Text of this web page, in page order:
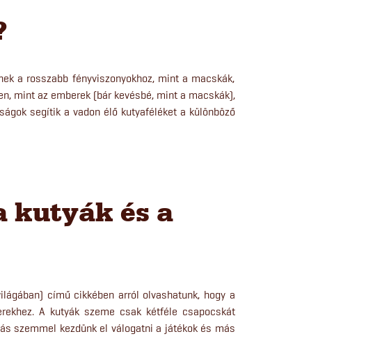
a rosszabb fényviszonyokhoz, mint a macskák,
mint az emberek (bár kevésbé, mint a macskák),
segítik a vadon élő kutyaféléket a különböző
kutyák és a
című cikkében arról olvashatunk, hogy a
A kutyák szeme csak kétféle csapocskát
szemmel kezdünk el válogatni a játékok és más